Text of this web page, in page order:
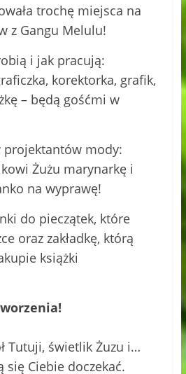
trochę miejsca na
z Gangu Melulu!
i jak pracują:
korektorka, grafik,
– będą gośćmi w
projektantów mody:
Żużu marynarkę i
na wyprawę!
do pieczątek, które
oraz zakładkę, którą
książki
Tutuji, świetlik Żuzu i…
się Ciebie doczekać.